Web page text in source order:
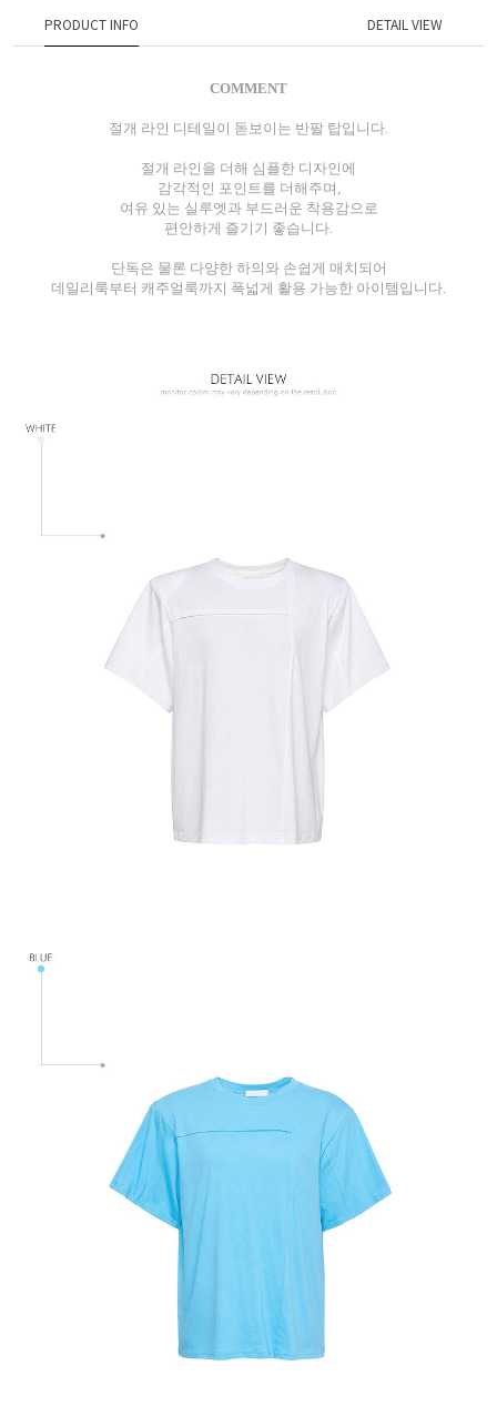
PRODUCT INFO DETAIL VIEW
COMMENT
절개 라인 디테일이 돋보이는 반팔 탑입니다.
절개 라인을 더해 심플한 디자인에
감각적인 포인트를 더해주며,
여유 있는 실루엣과 부드러운 착용감으로
편안하게 즐기기 좋습니다.
단독은 물론 다양한 하의와 손쉽게 매치되어
데일리룩부터 캐주얼룩까지 폭넓게 활용 가능한 아이템입니다.